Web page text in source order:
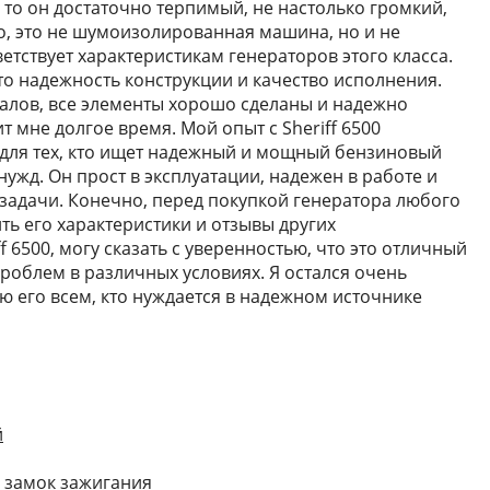
он достаточно терпимый, не настолько громкий,
это не шумоизолированная машина, но и не
характеристикам генераторов этого класса.
конструкции и качество исполнения.
все элементы хорошо сделаны и надежно
мне долгое время. Мой опыт с Sheriff 6500
тех, кто ищет надежный и мощный бензиновый
Он прост в эксплуатации, надежен в работе и
Конечно, перед покупкой генератора любого
его характеристики и отзывы других
могу сказать с уверенностью, что это отличный
в различных условиях. Я остался очень
его всем, кто нуждается в надежном источнике
зажигания